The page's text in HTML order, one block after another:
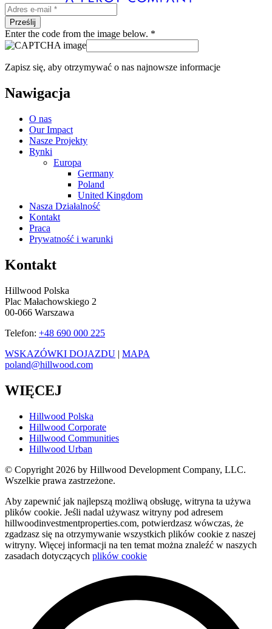
Enter the code from the image below. *
Zapisz się, aby otrzymywać o nas najnowsze informacje
Nawigacja
O nas
Our Impact
Nasze Projekty
Rynki
Europa
Germany
Poland
United Kingdom
Nasza Działalność
Kontakt
Praca
Prywatność i warunki
Kontakt
Hillwood Polska
Plac Małachowskiego 2
00-066 Warszawa
Telefon: +48 690 000 225
WSKAZÓWKI DOJAZDU | MAPA
poland@hillwood.com
WIĘCEJ
Hillwood Polska
Hillwood Corporate
Hillwood Communities
Hillwood Urban
© Copyright 2026 by Hillwood Development Company, LLC.
Wszelkie prawa zastrzeżone.
Aby zapewnić jak najlepszą możliwą obsługę, witryna ta używa
plików cookie. Jeśli nadal używasz witryny pod adresem
hillwoodinvestmentproperties.com, potwierdzasz wówczas, że
zgadzasz się na otrzymywanie wszystkich plików cookie z naszej
witryny. Więcej informacji na ten temat można znaleźć w naszych
zasadach dotyczących plików cookie